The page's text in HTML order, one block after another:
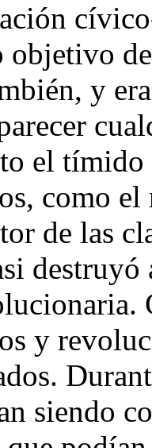
objetivo
y
el
como el
de las
destruyó
y
siendo